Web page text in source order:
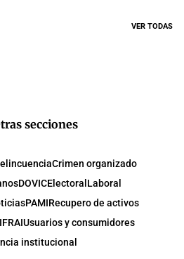
VER TODAS
secciones
Crimen organizado
DOVICElectoral Laboral
PAMIRecupero de activos
Usuarios y consumidores
institucional